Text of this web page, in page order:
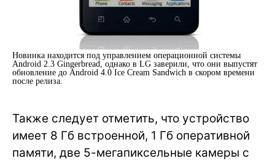
Новинка находится под управлением операционной системы
Android 2.3 Gingerbread, однако в LG заверили, что они выпустят
обновление до Android 4.0 Ice Cream Sandwich в скором времени
после релиза.
Также следует отметить, что устройство
имеет 8 Гб встроенной, 1 Гб оперативной
памяти, две 5-мегапиксельные камеры с